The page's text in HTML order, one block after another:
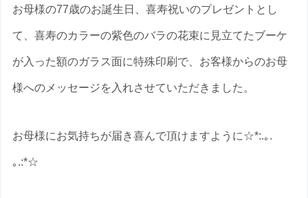
お母様の77歳のお誕生日、喜寿祝いのプレゼントとし
て、喜寿のカラーの紫色のバラの花束に見立てたブーケ
が入った額のガラス面に特殊印刷で、お客様からのお母
様へのメッセージを入れさせていただきました。
お母様にお気持ちが届き喜んで頂けますように☆*:.｡.
｡.:*☆